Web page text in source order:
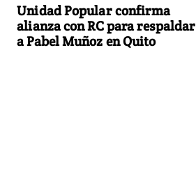
Unidad Popular confirma
alianza con RC para respaldar
a Pabel Muñoz en Quito